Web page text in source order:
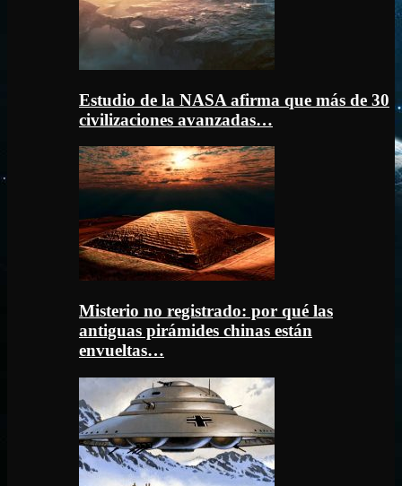
Estudio de la NASA afirma que más de 30
civilizaciones avanzadas…
Misterio no registrado: por qué las
antiguas pirámides chinas están
envueltas…